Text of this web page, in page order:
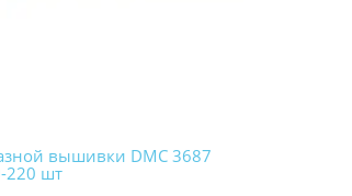
вышивки DMC 3687
220 шт